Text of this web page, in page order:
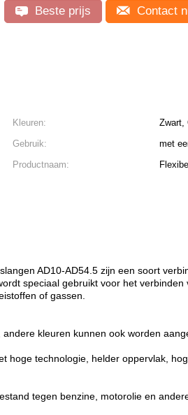
Beste prijs Contact
Kleuren:
Zwart,
Gebruik:
met
Productnaam:
AD10-AD54.5 zijn een soort
speciaal gebruikt voor het
of gassen.
kleuren kunnen ook worden
technologie, helder oppervlak,
tegen benzine, motorolie en